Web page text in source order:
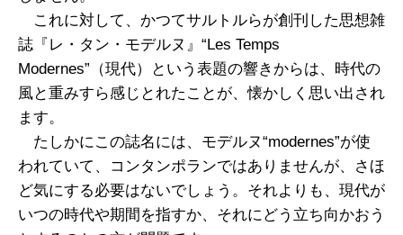
これに対して、かつてサルトルらが創刊した思想雑
誌『レ・タン・モデルヌ』“Les Temps
Modernes”（現代）という表題の響きからは、時代の
風と重みすら感じとれたことが、懐かしく思い出され
ます。
たしかにこの誌名には、モデルヌ“modernes”が使
われていて、コンタンポランではありませんが、さほ
ど気にする必要はないでしょう。それよりも、現代が
いつの時代や期間を指すか、それにどう立ち向かおう